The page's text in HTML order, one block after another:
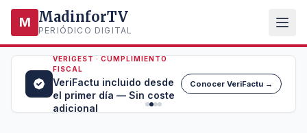
M MadinforTV
PERIÓDICO DIGITAL
VERIGEST · CUMPLIMIENTO
FISCAL
VeriFactu incluido desde
el primer día — Sin coste
adicional
Conocer VeriFactu →